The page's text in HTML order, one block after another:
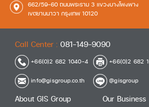
662/59-60 ถนนพระราม 3 แขวงบางโพงพาง
เขตยานนาวา กรุงเทพ 10120
Call Center : 081-149-9090
+66(0)2 682 1040-4
info@gisgroup.co.th
+66(0)2 682
@gisgroup
About GIS Group
Our Business